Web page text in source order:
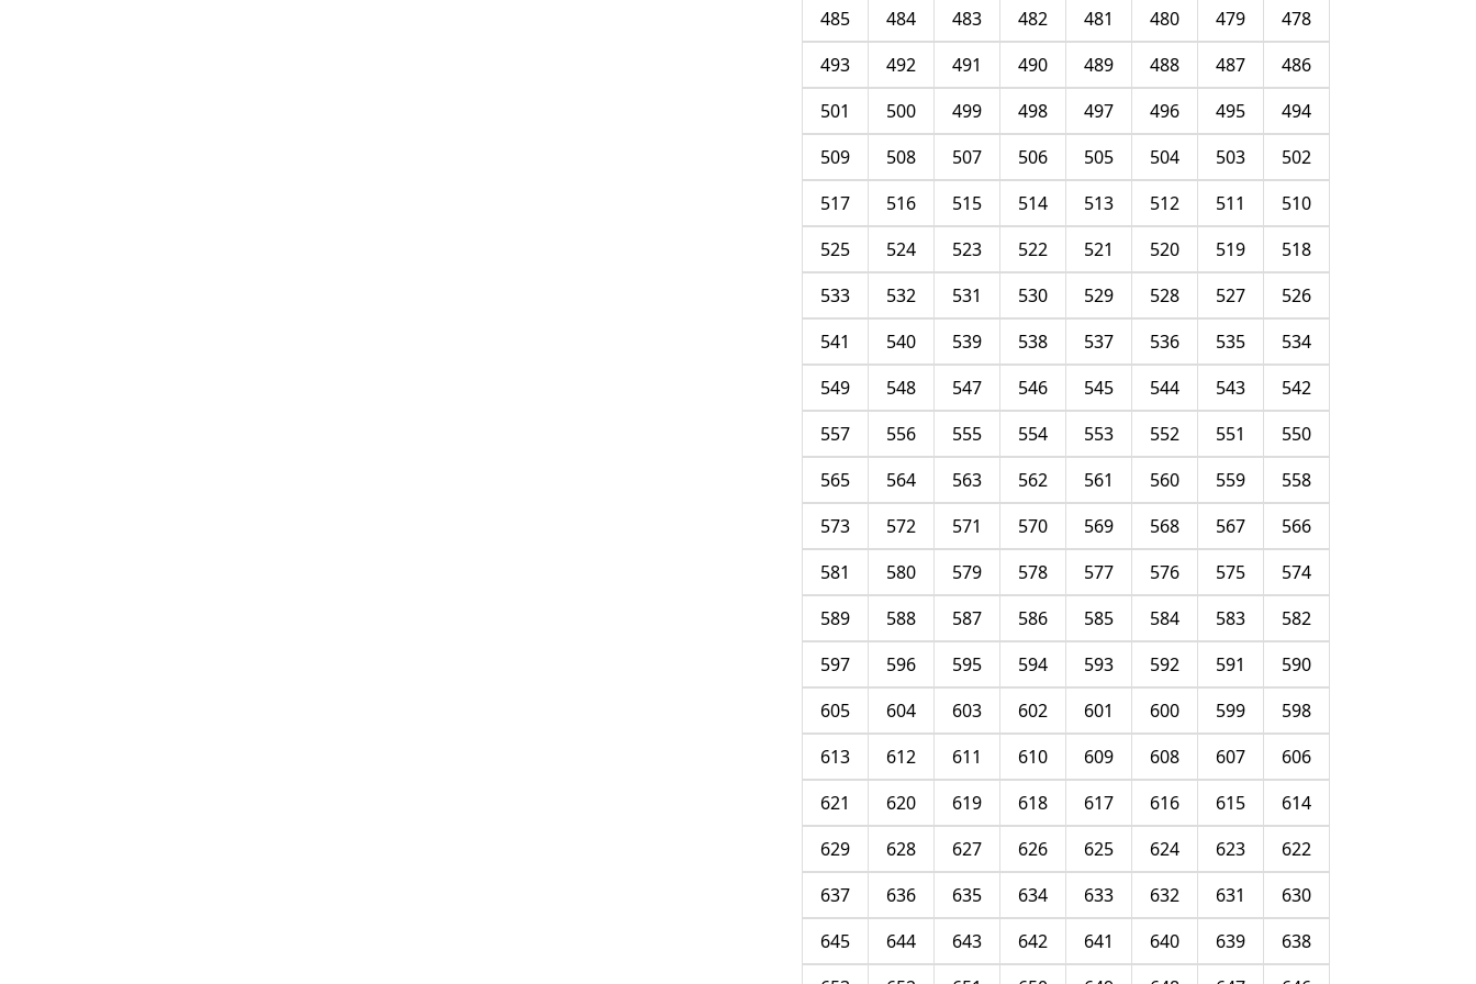
478
479
480
481
482
483
484
485
486
487
488
489
490
491
492
493
494
495
496
497
498
499
500
501
502
503
504
505
506
507
508
509
510
511
512
513
514
515
516
517
518
519
520
521
522
523
524
525
526
527
528
529
530
531
532
533
534
535
536
537
538
539
540
541
542
543
544
545
546
547
548
549
550
551
552
553
554
555
556
557
558
559
560
561
562
563
564
565
566
567
568
569
570
571
572
573
574
575
576
577
578
579
580
581
582
583
584
585
586
587
588
589
590
591
592
593
594
595
596
597
598
599
600
601
602
603
604
605
606
607
608
609
610
611
612
613
614
615
616
617
618
619
620
621
622
623
624
625
626
627
628
629
630
631
632
633
634
635
636
637
638
639
640
641
642
643
644
645